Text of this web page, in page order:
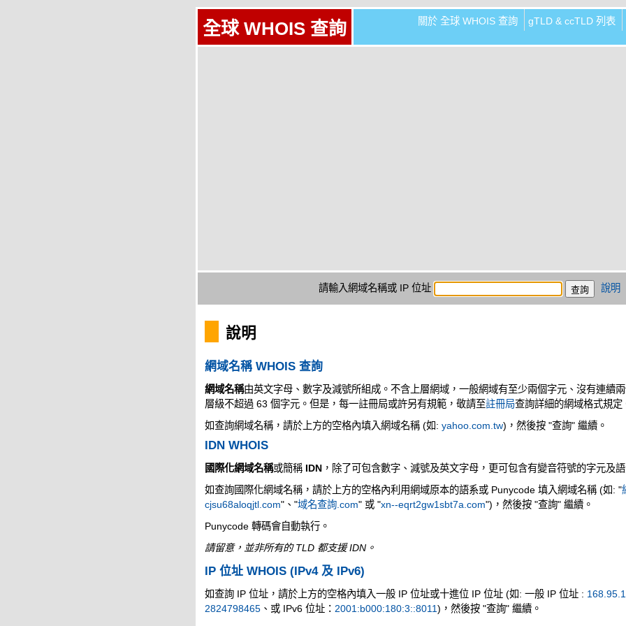
全球 WHOIS 查詢 關於 全球 WHOIS 查詢 gTLD & ccTLD 列表
請輸入網域名稱或 IP 位址 說明
說明
網域名稱 WHOIS 查詢
網域名稱由英文字母、數字及減號所組成。不含上層網域，一般網域有至少兩個字元、沒有連續
層級不超過 63 個字元。但是，每一註冊局或許另有規範，敬請至註冊局查詢詳細的網域格式規定
如查詢網域名稱，請於上方的空格內填入網域名稱 (如: yahoo.com.tw)，然後按 "查詢" 繼續。
IDN WHOIS
國際化網域名稱或簡稱 IDN ，除了可包含數字、減號及英文字母，更可包含有變音符號的字元及語
如查詢國際化網域名稱，請於上方的空格內利用網域原本的語系或 Punycode 填入網域名稱 (如: "
cjsu68aloqjtl.com"、"域名查詢.com" 或 "xn--eqrt2gw1sbt7a.com")，然後按 "查詢" 繼續。
Punycode 轉碼會自動執行。
請留意，並非所有的 TLD 都支援 IDN。
IP 位址 WHOIS (IPv4 及 IPv6)
如查詢 IP 位址，請於上方的空格內填入一般 IP 位址或十進位 IP 位址 (如: 一般 IP 位址 :
2824798465 、或 IPv6 位址： 2001:b000:180:3::8011)，然後按 "查詢" 繼續。